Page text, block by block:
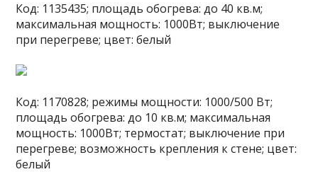
Код: 1135435; площадь обогрева: до 40 кв.м;
максимальная мощность: 1000Вт; выключение
при перегреве; цвет: белый
Код: 1170828; режимы мощности: 1000/500 Вт;
площадь обогрева: до 10 кв.м; максимальная
мощность: 1000Вт; термостат; выключение при
перегреве; возможность крепления к стене; цвет:
белый